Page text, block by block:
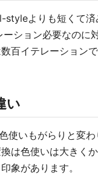
styleよりも短くて
ション必要なのに
百イテレーションで
い
使いもがらりと変わ
は色使いは大きく
象があります。